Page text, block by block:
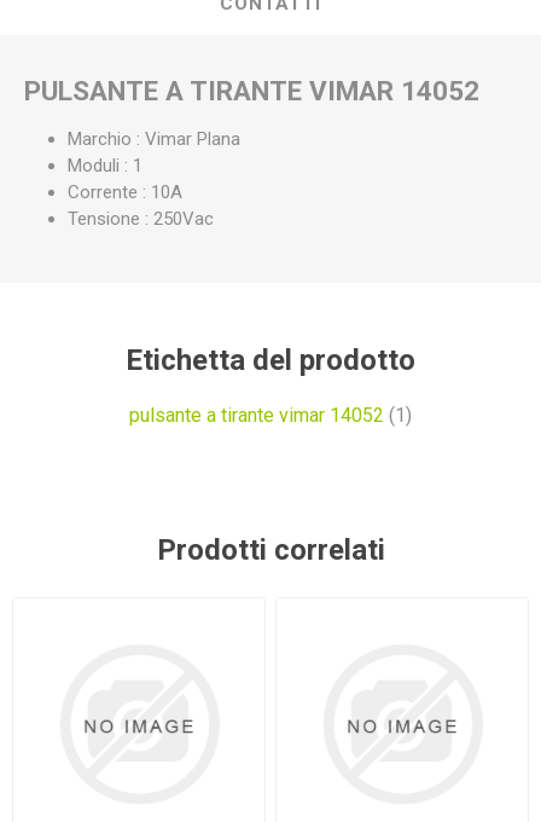
PULSANTE A TIRANTE VIMAR 14052
Marchio : Vimar Plana
Moduli : 1
Corrente : 10A
Tensione : 250Vac
Etichetta del prodotto
pulsante a tirante vimar 14052 (1)
Prodotti correlati